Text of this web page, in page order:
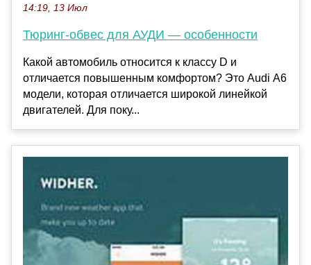
14:19, 13 Июл
Тюринг-обвес для АУДИ — особенности
Какой автомобиль относится к классу D и
отличается повышенным комфортом? Это Audi А6
модели, которая отличается широкой линейкой
двигателей. Для поку...